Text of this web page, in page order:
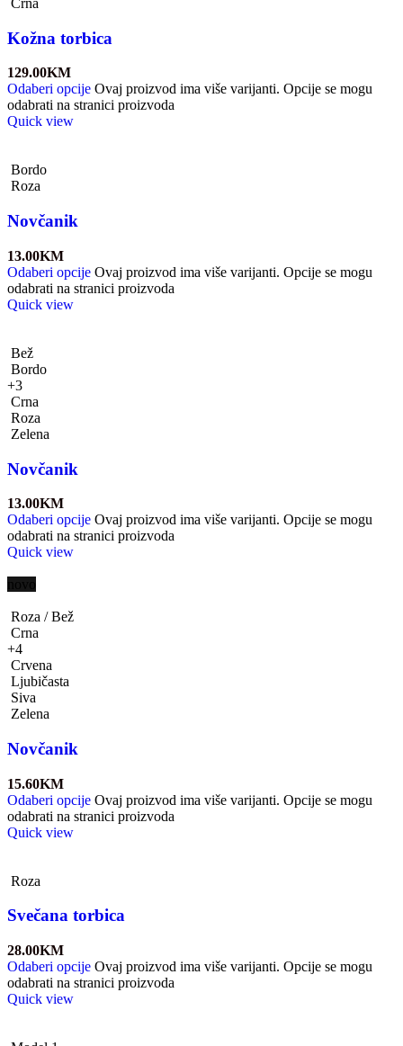
Crna
Kožna torbica
129.00KM
Odaberi opcije Ovaj proizvod ima više varijanti. Opcije se mogu
odabrati na stranici proizvoda
Quick view
Bordo
Roza
Novčanik
13.00KM
Odaberi opcije Ovaj proizvod ima više varijanti. Opcije se mogu
odabrati na stranici proizvoda
Quick view
Bež
Bordo
+3
Crna
Roza
Zelena
Novčanik
13.00KM
Odaberi opcije Ovaj proizvod ima više varijanti. Opcije se mogu
odabrati na stranici proizvoda
Quick view
Roza / Bež
Crna
+4
Crvena
Ljubičasta
Siva
Zelena
Novčanik
15.60KM
Odaberi opcije Ovaj proizvod ima više varijanti. Opcije se mogu
odabrati na stranici proizvoda
Quick view
Roza
Svečana torbica
28.00KM
Odaberi opcije Ovaj proizvod ima više varijanti. Opcije se mogu
odabrati na stranici proizvoda
Quick view